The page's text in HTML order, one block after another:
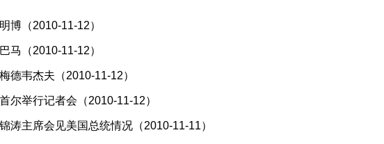
博（2010-11-12）
马（2010-11-12）
德韦杰夫（2010-11-12）
尔举行记者会（2010-11-12）
涛主席会见美国总统情况（2010-11-11）